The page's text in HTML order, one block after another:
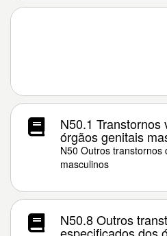
N50.1 Transtornos
órgãos genitais
N50 Outros transtornos
masculinos
N50.8 Outros